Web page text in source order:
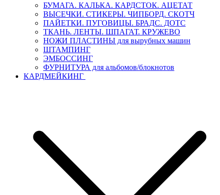
БУМАГА. КАЛЬКА. КАРДСТОК. АЦЕТАТ
ВЫСЕЧКИ. СТИКЕРЫ. ЧИПБОРД. СКОТЧ
ПАЙЕТКИ. ПУГОВИЦЫ. БРАДС. ДОТС
ТКАНЬ. ЛЕНТЫ. ШПАГАТ. КРУЖЕВО
НОЖИ ПЛАСТИНЫ для вырубных машин
ШТАМПИНГ
ЭМБОССИНГ
ФУРНИТУРА для альбомов/блокнотов
КАРДМЕЙКИНГ